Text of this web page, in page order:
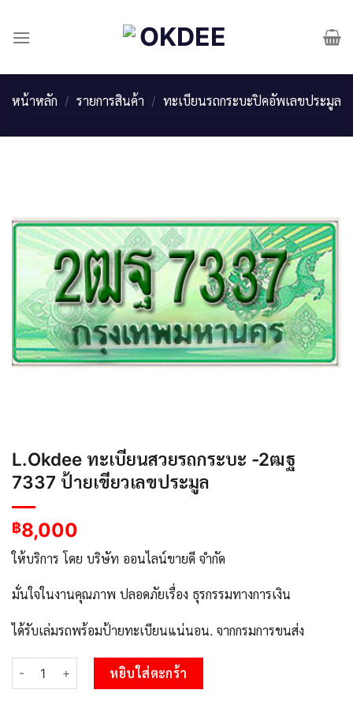
content
หน้าหลัก / รายการสินค้า / ทะเบียนรถกระบะปิคอัพเลขประมูล
L.Okdee ทะเบียนสวยรถกระบะ -2ฒฐ
7337 ป้ายเขียวเลขประมูล
฿8,000
ให้บริการ โดย บริษัท ออนไลน์ขายดี จำกัด
มั่นใจในงานคุณภาพ ปลอดภัยเรื่อง ธุรกรรมทางการเงิน
ได้รับเล่มรถพร้อมป้ายทะเบียนแน่นอน. จากกรมการขนส่ง
จำนวน L.Okdee ทะเบียนสวยรถกระบะ -2ฒฐ 7337 ป้ายเขียวเลขป
หยิบใส่ตะกร้า